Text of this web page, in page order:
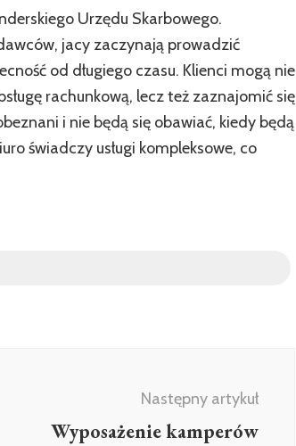
Urzędu Skarbowego.
jacy zaczynają prowadzić
od długiego czasu. Klienci mogą nie
rachunkową, lecz też zaznajomić się
i nie będą się obawiać, kiedy będą
świadczy usługi kompleksowe, co
Następny artykuł
Wyposażenie kamperów